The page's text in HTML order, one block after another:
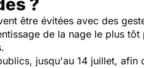
?
être évitées avec des
de la nage le plus
jusqu'au 14 juillet,